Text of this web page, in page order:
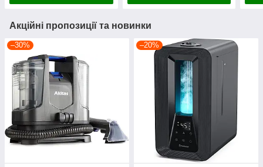
Акційні пропозиції та новинки
–30% –20%